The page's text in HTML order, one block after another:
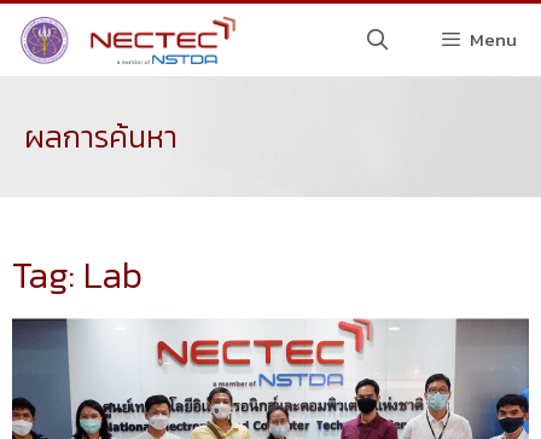
Menu
ผลการค้นหา
Tag: Lab